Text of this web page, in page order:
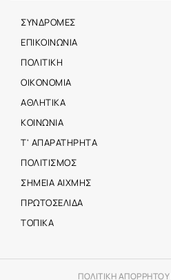
ΣΥΝΔΡΟΜΕΣ
ΕΠΙΚΟΙΝΩΝΙΑ
ΠΟΛΙΤΙΚΗ
ΟΙΚΟΝΟΜΙΑ
ΑΘΛΗΤΙΚΑ
ΚΟΙΝΩΝΙΑ
Τ' ΑΠΑΡΑΤΗΡΗΤΑ
ΠΟΛΙΤΙΣΜΟΣ
ΣΗΜΕΙΑ ΑΙΧΜΗΣ
ΠΡΩΤΟΣΕΛΙΔΑ
ΤΟΠΙΚΑ
ΠΟΛΙΤΙΚΗ ΑΠΟΡΡΗΤΟΥ